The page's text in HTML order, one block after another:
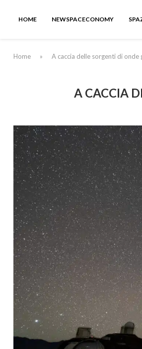
HOME NEWSPACECONOMY
Home » A caccia delle sorgenti di onde
A CACCIA